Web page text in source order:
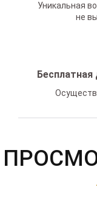
Уникальная
не
Бесплатная